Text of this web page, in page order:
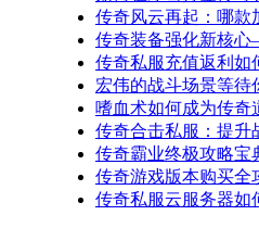
传奇风云再起：哪款
传奇装备强化新核
传奇私服充值返利如
宏伟的战斗场景等待
嗜血术如何成为传奇
传奇合击私服：提升
传奇霸业终极攻略宝
传奇游戏版本购买全
传奇私服云服务器如